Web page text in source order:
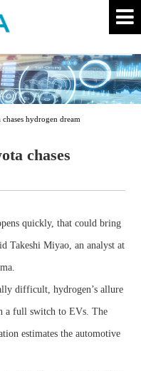
hydrogen dream
chases
quickly, that could bring
Takeshi Miyao, an analyst at
difficult, hydrogen’s allure
a full switch to EVs. The
estimates the automotive